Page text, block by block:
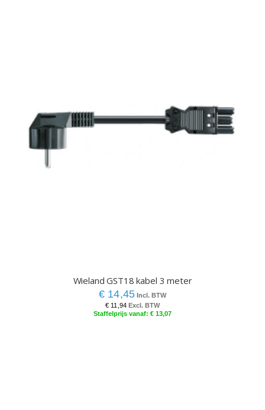
Wieland GST18 kabel 3 meter
€ 14,45
€ 11,94
€ 13,07